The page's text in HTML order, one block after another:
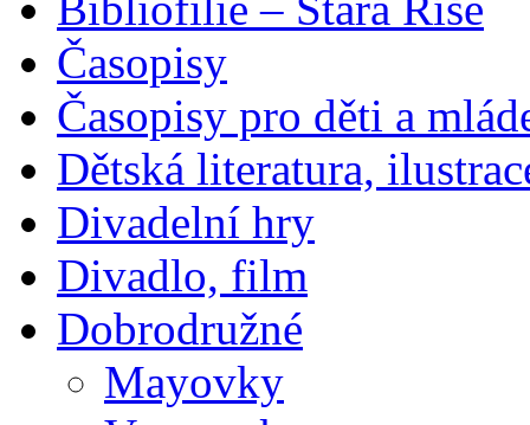
Časopisy
Časopisy pro děti a
Dětská literatura,
Divadelní hry
Divadlo, film
Dobrodružné
Mayovky